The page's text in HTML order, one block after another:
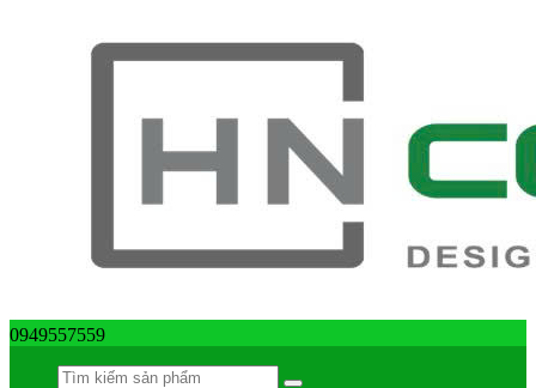
0949557559